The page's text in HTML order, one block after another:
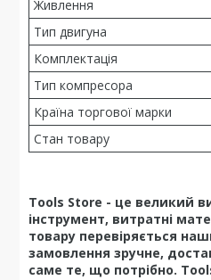
Живлення
Тип двигуна
Комплектація
Тип компресора
Країна торгової марки
Стан товару
Tools Store - це великий
інструмент, витратні
товару перевіряється
замовлення зручне,
саме те, що потрібно.